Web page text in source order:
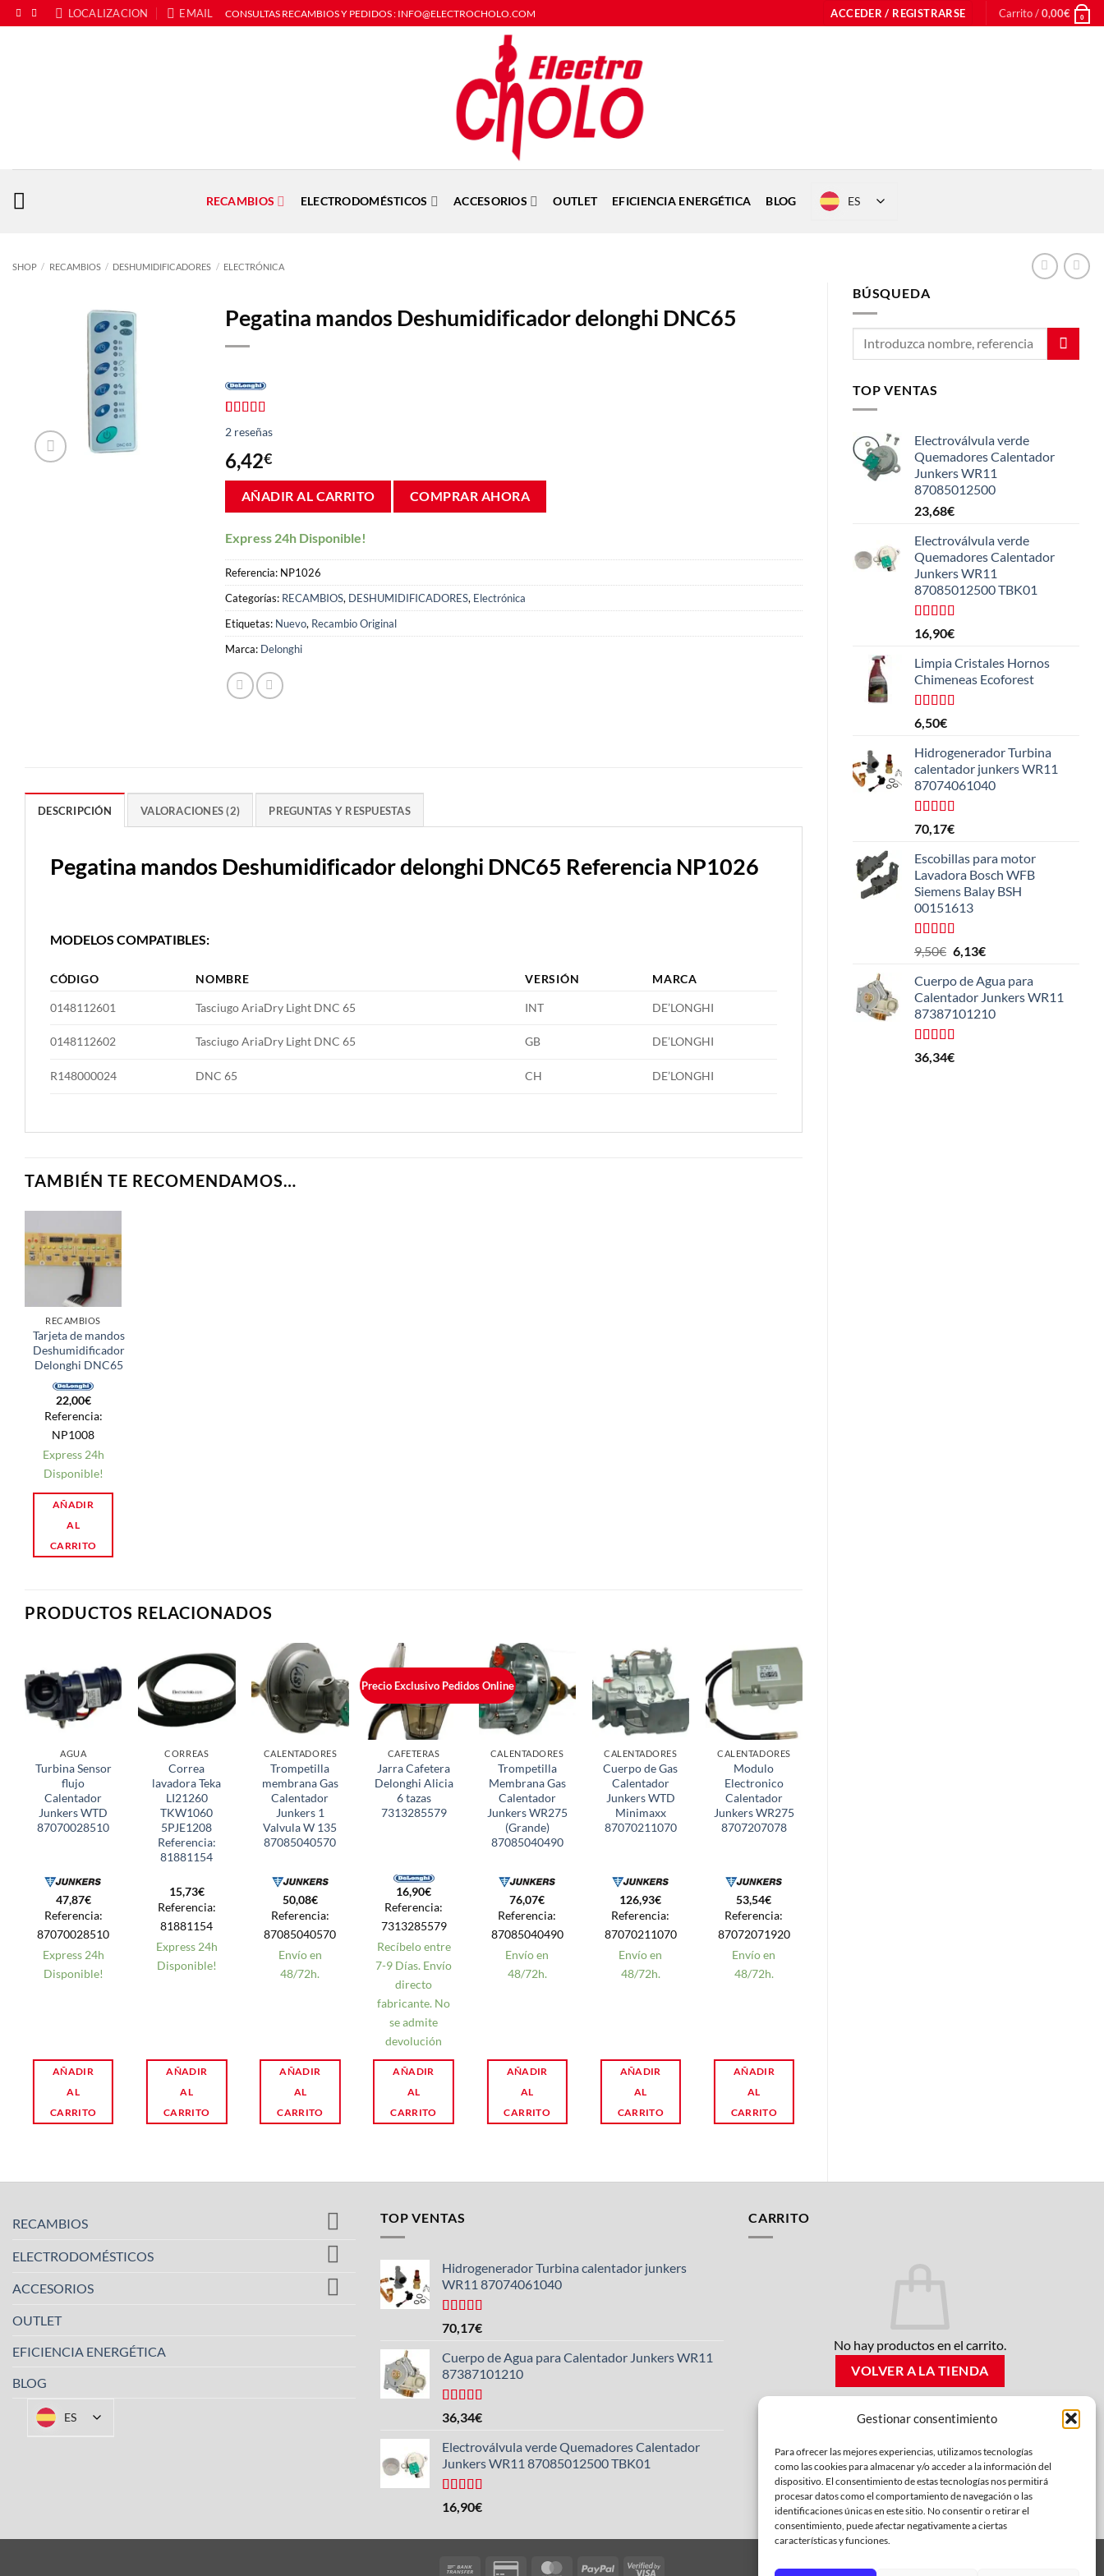
Gestionar consentimiento
Para ofrecer las mejores experiencias, utilizamos tecnologías
como las cookies para almacenar y/o acceder a la información del
dispositivo. El consentimiento de estas tecnologías nos permitirá
procesar datos como el comportamiento de navegación o las
identificaciones únicas en este sitio. No consentir o retirar el
consentimiento, puede afectar negativamente a ciertas
características y funciones.
Saltar
al
LOCALIZACION EMAIL CONSULTAS RECAMBIOS Y PEDIDOS : INFO@ELECTROCHOLO.COM ACCEDER / REGISTRARSE Carrito /0,00€ 0
RECAMBIOS ELECTRODOMÉSTICOS ACCESORIOS OUTLET EFICIENCIA ENERGÉTICA BLOG ES
SHOP / RECAMBIOS / DESHUMIDIFICADORES / ELECTRÓNICA
BÚSQUEDA
TOP VENTAS
Electroválvula verde
Quemadores Calentador
Junkers WR11
87085012500
23,68€
Electroválvula verde
Quemadores Calentador
Junkers WR11
87085012500 TBK01
Valorado
con
de 5
16,90€
Limpia Cristales Hornos
Chimeneas Ecoforest
Valorado
con
de 5
6,50€
Hidrogenerador Turbina
calentador junkers WR11
87074061040
Valorado
con
5
70,17€
Escobillas para motor
Lavadora Bosch WFB
Siemens Balay BSH
00151613
Valorado
con
de
5
9,50€ El
original
era:
9,50€.
6,13€El
actual
es:
6,13€.
Cuerpo de Agua para
Calentador Junkers WR11
87387101210
Valorado
con
36,34€
Pegatina mandos Deshumidificador delonghi DNC65
Valorado
con5.00de
5 en base a
2
valoraciones
de clientes
2 reseñas
6,42€
AÑADIR AL CARRITO COMPRAR AHORA
Express 24h Disponible!
Referencia: NP1026
Categorías: RECAMBIOS, DESHUMIDIFICADORES, Electrónica
Etiquetas: Nuevo, Recambio Original
Marca: Delonghi
DESCRIPCIÓN VALORACIONES (2) PREGUNTAS Y RESPUESTAS
Pegatina mandos Deshumidificador delonghi DNC65 Referencia NP1026
MODELOS COMPATIBLES:
CÓDIGO NOMBRE VERSIÓN MARCA
0148112601 Tasciugo AriaDry Light DNC 65 INT DE’LONGHI
0148112602 Tasciugo AriaDry Light DNC 65 GB DE’LONGHI
R148000024 DNC 65 CH DE’LONGHI
TAMBIÉN TE RECOMENDAMOS…
RECAMBIOS
Tarjeta de mandos
Deshumidificador
Delonghi DNC65
22,00€
Referencia:
NP1008
Express 24h
Disponible!
AÑADIR
AL
CARRITO
PRODUCTOS RELACIONADOS
AGUA
Turbina Sensor
flujo
Calentador
Junkers WTD
87070028510
47,87€
Referencia:
87070028510
Express 24h
Disponible!
AÑADIR
AL
CARRITO
CORREAS
Correa
lavadora Teka
LI21260
TKW1060
5PJE1208
Referencia:
81881154
15,73€
Referencia:
81881154
Express 24h
Disponible!
AÑADIR
AL
CARRITO
CALENTADORES
Trompetilla
membrana Gas
Calentador
Junkers 1
Valvula W 135
87085040570
50,08€
Referencia:
87085040570
Envío en
48/72h.
AÑADIR
AL
CARRITO
Precio Exclusivo Pedidos Online
CAFETERAS
Jarra Cafetera
Delonghi Alicia
6 tazas
7313285579
16,90€
Referencia:
7313285579
Recíbelo entre
7-9 Días. Envío
directo
fabricante. No
se admite
devolución
AÑADIR
AL
CARRITO
CALENTADORES
Trompetilla
Membrana Gas
Calentador
Junkers WR275
(Grande)
87085040490
76,07€
Referencia:
87085040490
Envío en
48/72h.
AÑADIR
AL
CARRITO
CALENTADORES
Cuerpo de Gas
Calentador
Junkers WTD
Minimaxx
87070211070
126,93€
Referencia:
87070211070
Envío en
48/72h.
AÑADIR
AL
CARRITO
CALENTADORES
Modulo
Electronico
Calentador
Junkers WR275
8707207078
53,54€
Referencia:
87072071920
Envío en
48/72h.
AÑADIR
AL
CARRITO
RECAMBIOS
ELECTRODOMÉSTICOS
ACCESORIOS
OUTLET
EFICIENCIA ENERGÉTICA
BLOG
ES
TOP VENTAS
Hidrogenerador Turbina calentador junkers
WR11 87074061040
Valorado
con
5
70,17€
Cuerpo de Agua para Calentador Junkers WR11
87387101210
Valorado
con
de 5
36,34€
Electroválvula verde Quemadores Calentador
Junkers WR11 87085012500 TBK01
Valorado
con
16,90€
CARRITO
No hay productos en el carrito.
VOLVER A LA TIENDA
Bank Credit MasterCardPayPal Visa